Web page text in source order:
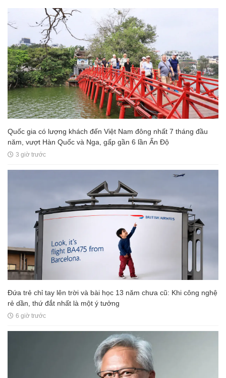
Quốc gia có lượng khách đến Việt Nam đông nhất 7 tháng đầu
năm, vượt Hàn Quốc và Nga, gấp gần 6 lần Ấn Độ
3 giờ trước
Đứa trẻ chỉ tay lên trời và bài học 13 năm chưa cũ: Khi công nghệ
rẻ dần, thứ đắt nhất là một ý tưởng
6 giờ trước